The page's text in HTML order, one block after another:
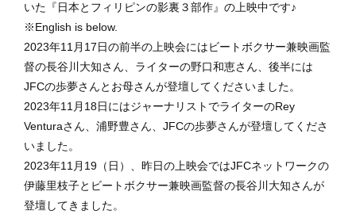
いた『日本とフィリピンの影裏３部作』の上映中です♪
※English is below.
2023年11月17日の前半の上映会にはビートボクサー兼映画監
督の長谷川大知さん、ライターの野口和恵さん、後半には
JFCの歩夢さんとお母さんが登壇してくださいました。
2023年11月18日にはジャーナリストでライターのRey
Venturaさん、浦野豊さん、JFCの歩夢さんが登壇してくださ
いました。
2023年11月19（日）、昨日の上映会ではJFCネットワークの
伊藤里枝子とビートボクサー兼映画監督の長谷川大知さんが
登壇してきました。